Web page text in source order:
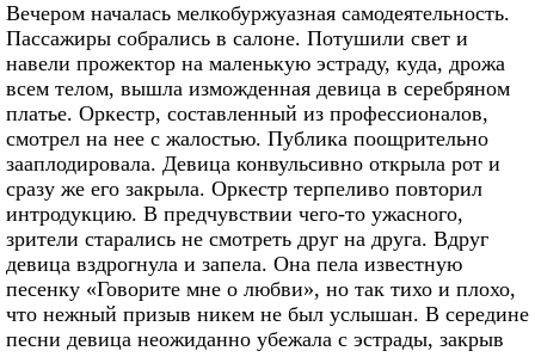
Вечером началась мелкобуржуазная самодеятельность.
Пассажиры собрались в салоне. Потушили свет и
навели прожектор на маленькую эстраду, куда, дрожа
всем телом, вышла изможденная девица в серебряном
платье. Оркестр, составленный из профессионалов,
смотрел на нее с жалостью. Публика поощрительно
зааплодировала. Девица конвульсивно открыла рот и
сразу же его закрыла. Оркестр терпеливо повторил
интродукцию. В предчувствии чего-то ужасного,
зрители старались не смотреть друг на друга. Вдруг
девица вздрогнула и запела. Она пела известную
песенку «Говорите мне о любви», но так тихо и плохо,
что нежный призыв никем не был услышан. В середине
песни девица неожиданно убежала с эстрады, закрыв